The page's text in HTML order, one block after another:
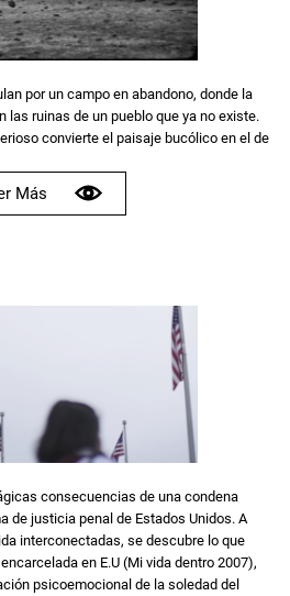
por un campo en abandono, donde la
las ruinas de un pueblo que ya no existe.
convierte el paisaje bucólico en el de
Más
consecuencias de una condena
de justicia penal de Estados Unidos. A
interconectadas, se descubre lo que
en E.U (Mi vida dentro 2007),
psicoemocional de la soledad del